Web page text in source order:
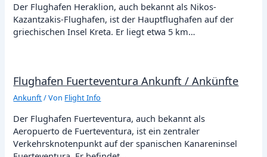
Der Flughafen Heraklion, auch bekannt als Nikos-
Kazantzakis-Flughafen, ist der Hauptflughafen auf der
griechischen Insel Kreta. Er liegt etwa 5 km…
Flughafen Fuerteventura Ankunft / Ankünfte
Ankunft/ Von Flight Info
Der Flughafen Fuerteventura, auch bekannt als
Aeropuerto de Fuerteventura, ist ein zentraler
Verkehrsknotenpunkt auf der spanischen Kanareninsel